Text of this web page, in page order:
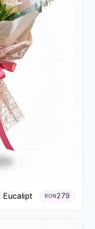
Eucalipt RON279